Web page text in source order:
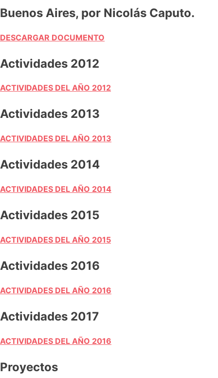
Buenos Aires, por Nicolás Caputo.
DESCARGAR DOCUMENTO
Actividades 2012
ACTIVIDADES DEL AÑO 2012
Actividades 2013
ACTIVIDADES DEL AÑO 2013
Actividades 2014
ACTIVIDADES DEL AÑO 2014
Actividades 2015
ACTIVIDADES DEL AÑO 2015
Actividades 2016
ACTIVIDADES DEL AÑO 2016
Actividades 2017
ACTIVIDADES DEL AÑO 2016
Proyectos